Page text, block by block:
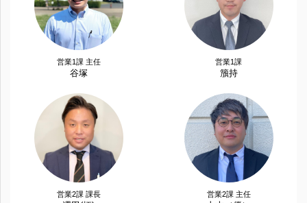
営業1課 主任
谷塚
営業1課
籏持
営業2課 課長 営業2課 主任